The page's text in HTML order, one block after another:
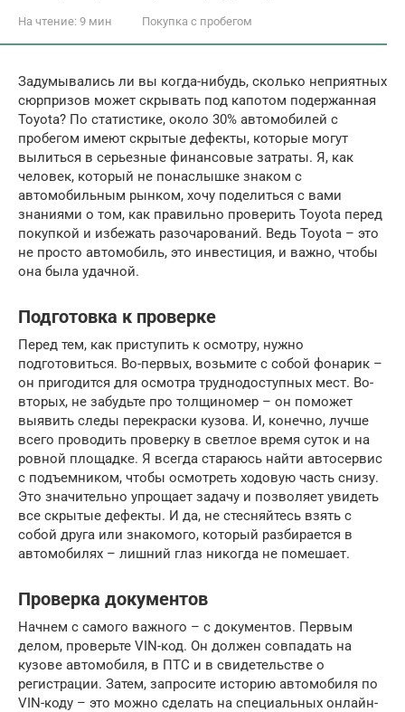
На чтение: 9 мин Покупка с пробегом
Задумывались ли вы когда-нибудь, сколько неприятных
сюрпризов может скрывать под капотом подержанная
Toyota? По статистике, около 30% автомобилей с
пробегом имеют скрытые дефекты, которые могут
вылиться в серьезные финансовые затраты. Я, как
человек, который не понаслышке знаком с
автомобильным рынком, хочу поделиться с вами
знаниями о том, как правильно проверить Toyota перед
покупкой и избежать разочарований. Ведь Toyota – это
не просто автомобиль, это инвестиция, и важно, чтобы
она была удачной.
Подготовка к проверке
Перед тем, как приступить к осмотру, нужно
подготовиться. Во-первых, возьмите с собой фонарик –
он пригодится для осмотра труднодоступных мест. Во-
вторых, не забудьте про толщиномер – он поможет
выявить следы перекраски кузова. И, конечно, лучше
всего проводить проверку в светлое время суток и на
ровной площадке. Я всегда стараюсь найти автосервис
с подъемником, чтобы осмотреть ходовую часть снизу.
Это значительно упрощает задачу и позволяет увидеть
все скрытые дефекты. И да, не стесняйтесь взять с
собой друга или знакомого, который разбирается в
автомобилях – лишний глаз никогда не помешает.
Проверка документов
Начнем с самого важного – с документов. Первым
делом, проверьте VIN-код. Он должен совпадать на
кузове автомобиля, в ПТС и в свидетельстве о
регистрации. Затем, запросите историю автомобиля по
VIN-коду – это можно сделать на специальных онлайн-